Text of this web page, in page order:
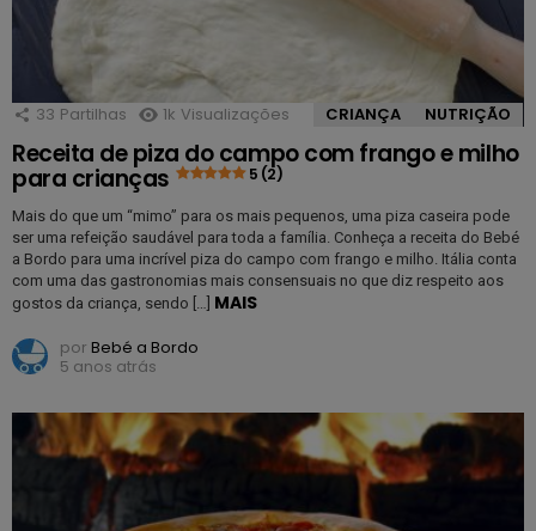
33 Partilhas 1k Visualizações CRIANÇA NUTRIÇÃO
Receita de piza do campo com frango e milho
para crianças 5 (2)
Mais do que um “mimo” para os mais pequenos, uma piza caseira pode
ser uma refeição saudável para toda a família. Conheça a receita do Bebé
a Bordo para uma incrível piza do campo com frango e milho. Itália conta
com uma das gastronomias mais consensuais no que diz respeito aos
gostos da criança, sendo […] MAIS
por Bebé a Bordo
5 anos atrás